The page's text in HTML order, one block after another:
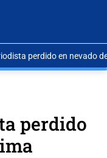
perdido en nevado
perdido